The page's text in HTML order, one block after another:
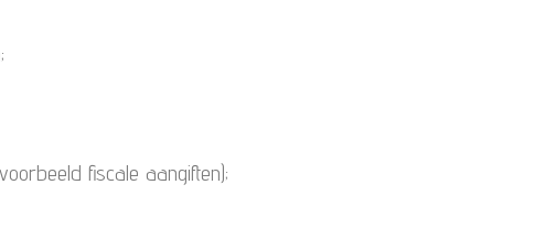
fiscale aangiften);